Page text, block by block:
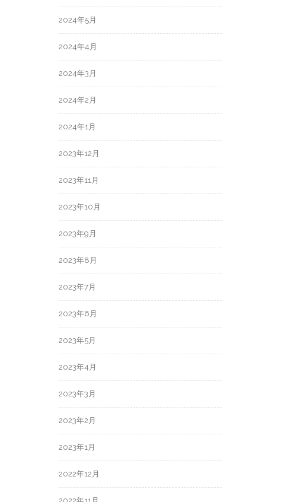
2024年5月
2024年4月
2024年3月
2024年2月
2024年1月
2023年12月
2023年11月
2023年10月
2023年9月
2023年8月
2023年7月
2023年6月
2023年5月
2023年4月
2023年3月
2023年2月
2023年1月
2022年12月